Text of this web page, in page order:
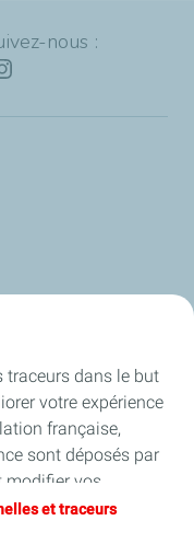
nous :
traceurs dans le but
votre expérience
française,
sont déposés par
modifier vos
le bouton « Gérer
et traceurs